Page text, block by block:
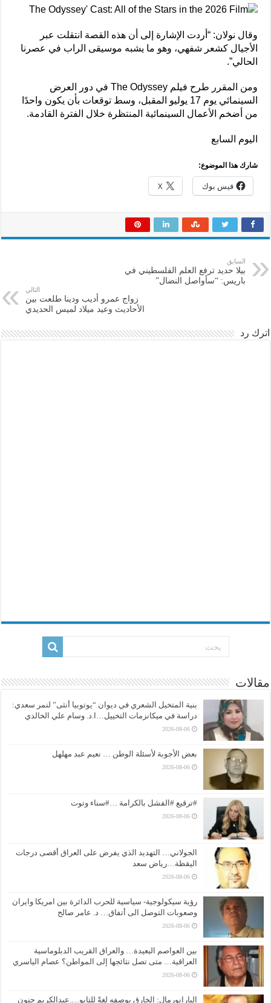
وقال نولان: “أردت الإشارة إلى أن هذه القصة انتقلت عبر
الأجيال كشعر شفهي، وهو ما يشبه موسيقى الراب في عصرنا
الحالي”.
ومن المقرر طرح فيلم The Odyssey في دور العرض
السينمائي يوم 17 يوليو المقبل، وسط توقعات بأن يكون واحدًا
من أضخم الأعمال السينمائية المنتظرة خلال الفترة القادمة.
اليوم السابع
شارك هذا الموضوع:
فيس بوك X
السابق
بيلا حديد ترفع العلم الفلسطيني في
باريس: “سأواصل النضال”
التالي
زواج عمرو أديب ودينا طلعت بين
الأحاديث وعيد ميلاد لميس الحديدي
اترك رد
مقالات
بنية المتخيل الشعري في ديوان “يوتوبيا أنثى” لنمر سعدي:
دراسة في ميكانزمات التخييل…ا.د. وسام علي الخالدي
2026-08-06
بعض الأجوبة لأسئلة الوطن … نعيم عبد مهلهل
2026-08-06
#ترقيع #الفشل بالكرامة …#سناء وتوت
2026-08-06
الجولاني… التهديد الذي يفرض على العراق أقصى درجات
اليقظة…رياض سعد
2026-08-06
رؤية سيكولوجية- سياسية للحرب الدائرة بين امريكا وايران
وصعوبات التوصل الى أتفاق… د. عامر صالح
2026-08-06
بين العواصم البعيدة… والعراق القريب الدبلوماسية
العراقية… متى تصل نتائجها إلى المواطن؟ عصام الياسري
2026-08-06
البارانورمال: الخارق بوصفه لغةً للتابو….عبدالكريم حنون